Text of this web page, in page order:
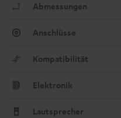
Abmessungen
Anschlüsse
Kompatibilität
Elektronik
Lautsprecher